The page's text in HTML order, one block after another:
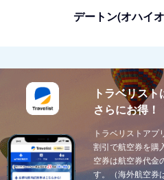
デートン(オハイ
トラベリス
さらにお得！
トラベリストア
割引で航空券を購
空券は航空券代金
す。（海外航空券